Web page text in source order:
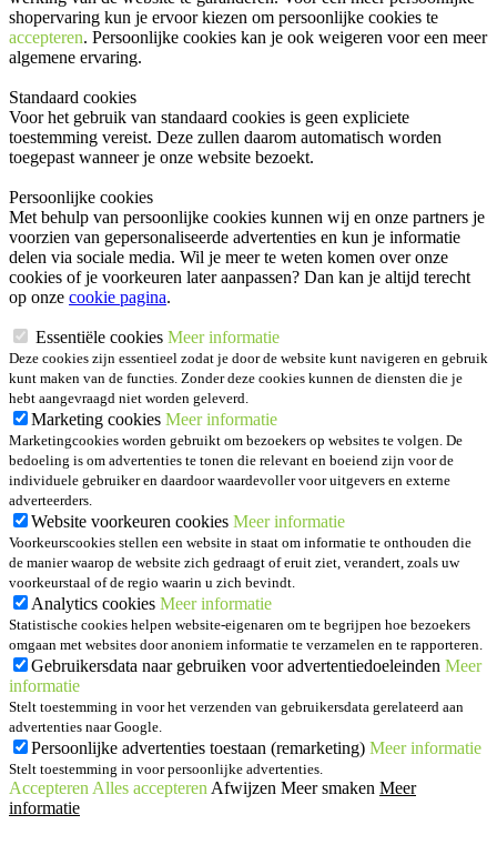
shopervaring kun je ervoor kiezen om persoonlijke cookies te
accepteren. Persoonlijke cookies kan je ook weigeren voor een meer
algemene ervaring.
Standaard cookies
Voor het gebruik van standaard cookies is geen expliciete
toestemming vereist. Deze zullen daarom automatisch worden
toegepast wanneer je onze website bezoekt.
Persoonlijke cookies
Met behulp van persoonlijke cookies kunnen wij en onze partners je
voorzien van gepersonaliseerde advertenties en kun je informatie
delen via sociale media. Wil je meer te weten komen over onze
cookies of je voorkeuren later aanpassen? Dan kan je altijd terecht
op onze cookie pagina.
Essentiële cookies Meer informatie
Deze cookies zijn essentieel zodat je door de website kunt navigeren en gebruik
kunt maken van de functies. Zonder deze cookies kunnen de diensten die je
hebt aangevraagd niet worden geleverd.
Marketing cookies Meer informatie
Marketingcookies worden gebruikt om bezoekers op websites te volgen. De
bedoeling is om advertenties te tonen die relevant en boeiend zijn voor de
individuele gebruiker en daardoor waardevoller voor uitgevers en externe
adverteerders.
Website voorkeuren cookies Meer informatie
Voorkeurscookies stellen een website in staat om informatie te onthouden die
de manier waarop de website zich gedraagt of eruit ziet, verandert, zoals uw
voorkeurstaal of de regio waarin u zich bevindt.
Analytics cookies Meer informatie
Statistische cookies helpen website-eigenaren om te begrijpen hoe bezoekers
omgaan met websites door anoniem informatie te verzamelen en te rapporteren.
Gebruikersdata naar gebruiken voor advertentiedoeleinden Meer
informatie
Stelt toestemming in voor het verzenden van gebruikersdata gerelateerd aan
advertenties naar Google.
Persoonlijke advertenties toestaan (remarketing) Meer informatie
Stelt toestemming in voor persoonlijke advertenties.
Accepteren Alles accepteren Afwijzen Meer smaken Meer
informatie